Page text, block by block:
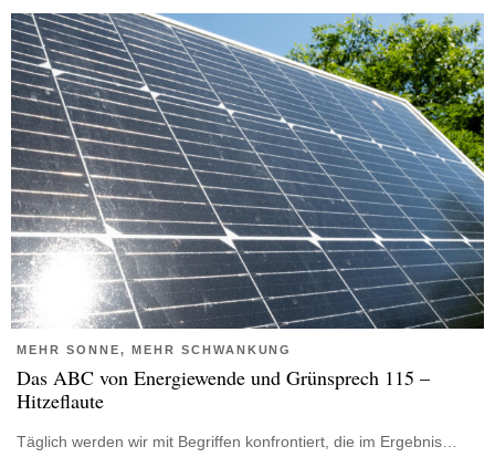
MEHR SONNE, MEHR SCHWANKUNG
Das ABC von Energiewende und Grünsprech 115 –
Hitzeflaute
Täglich werden wir mit Begriffen konfrontiert, die im Ergebnis…